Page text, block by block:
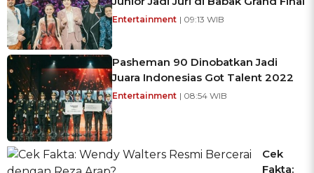
Entertainment | 09:13 WIB
Pasheman 90 Dinobatkan Jadi
Juara Indonesias Got Talent 2022
Entertainment | 08:54 WIB
Cek
Fakta: